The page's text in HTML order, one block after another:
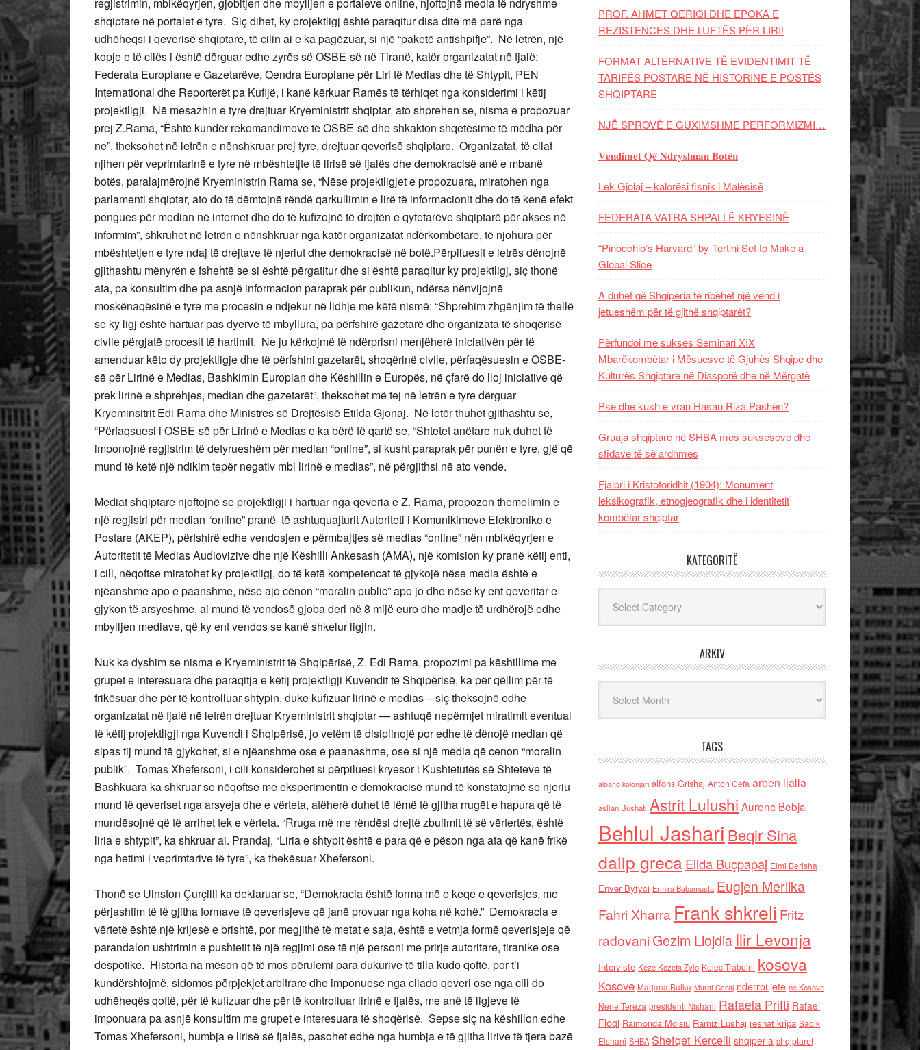
shqiptare në portalet e tyre. Siç dihet, ky projektligj është paraqitur disa ditë më parë nga
udhëheqsi i qeverisë shqiptare, të cilin ai e ka pagëzuar, si një “paketë antishpifje”. Në letrën, një
kopje e të cilës i është dërguar edhe zyrës së OSBE-së në Tiranë, katër organizatat në fjalë:
Federata Europiane e Gazetarëve, Qendra Europiane për Liri të Medias dhe të Shtypit, PEN
International dhe Reporterët pa Kufijë, i kanë kërkuar Ramës të tërhiqet nga konsiderimi i këtij
projektligji. Në mesazhin e tyre drejtuar Kryeministrit shqiptar, ato shprehen se, nisma e propozuar
prej Z.Rama, “Është kundër rekomandimeve të OSBE-së dhe shkakton shqetësime të mëdha për
ne”, theksohet në letrën e nënshkruar prej tyre, drejtuar qeverisë shqiptare. Organizatat, të cilat
njihen për veprimtarinë e tyre në mbështetjte të lirisë së fjalës dhe demokracisë anë e mbanë
botës, paralajmërojnë Kryeministrin Rama se, “Nëse projektligjet e propozuara, miratohen nga
parlamenti shqiptar, ato do të dëmtojnë rëndë qarkullimin e lirë të informacionit dhe do të kenë efekt
pengues për median në internet dhe do të kufizojnë të drejtën e qytetarëve shqiptarë për akses në
informim”, shkruhet në letrën e nënshkruar nga katër organizatat ndërkombëtare, të njohura për
mbështetjen e tyre ndaj të drejtave të njeriut dhe demokracisë në botë.Përpiluesit e letrës dënojnë
gjithashtu mënyrën e fshehtë se si është përgatitur dhe si është paraqitur ky projektligj, siç thonë
ata, pa konsultim dhe pa asnjë informacion paraprak për publikun, ndërsa nënvijojnë
moskënaqësinë e tyre me procesin e ndjekur në lidhje me këtë nismë: “Shprehim zhgënjim të thellë
se ky ligj është hartuar pas dyerve të mbyllura, pa përfshirë gazetarë dhe organizata të shoqërisë
civile përgjatë procesit të hartimit. Ne ju kërkojmë të ndërprisni menjëherë iniciativën për të
amenduar këto dy projektligje dhe të përfshini gazetarët, shoqërinë civile, përfaqësuesin e OSBE-
së për Lirinë e Medias, Bashkimin Europian dhe Këshillin e Europës, në çfarë do lloj iniciative që
prek lirinë e shprehjes, median dhe gazetarët”, theksohet më tej në letrën e tyre dërguar
Kryeminsitrit Edi Rama dhe Ministres së Drejtësisë Etilda Gjonaj. Në letër thuhet gjithashtu se,
“Përfaqsuesi i OSBE-së për Lirinë e Medias e ka bërë të qartë se, “Shtetet anëtare nuk duhet të
imponojnë regjistrim të detyrueshëm për median “online”, si kusht paraprak për punën e tyre, gjë që
mund të ketë një ndikim tepër negativ mbi lirinë e medias”, në përgjithsi në ato vende.
Mediat shqiptare njoftojnë se projektligji i hartuar nga qeveria e Z. Rama, propozon themelimin e
një regjistri për median “online” pranë të ashtuquajturit Autoriteti i Komunikimeve Elektronike e
Postare (AKEP), përfshirë edhe vendosjen e përmbajtjes së medias “online” nën mbikëqyrjen e
Autoritetit të Medias Audiovizive dhe një Këshilli Ankesash (AMA), një komision ky pranë këtij enti,
i cili, nëqoftse miratohet ky projektligj, do të ketë kompetencat të gjykojë nëse media është e
njëanshme apo e paanshme, nëse ajo cënon “moralin public” apo jo dhe nëse ky ent qeveritar e
gjykon të arsyeshme, ai mund të vendosë gjoba deri në 8 mijë euro dhe madje të urdhërojë edhe
mbylljen mediave, që ky ent vendos se kanë shkelur ligjin.
Nuk ka dyshim se nisma e Kryeministrit të Shqipërisë, Z. Edi Rama, propozimi pa këshillime me
grupet e interesuara dhe paraqitja e këtij projektligji Kuvendit të Shqipërisë, ka për qëllim për të
frikësuar dhe për të kontrolluar shtypin, duke kufizuar lirinë e medias – siç theksojnë edhe
organizatat në fjalë në letrën drejtuar Kryeministrit shqiptar — ashtuqë nepërmjet miratimit eventual
të këtij projektligji nga Kuvendi i Shqipërisë, jo vetëm të disiplinojë por edhe të dënojë median që
sipas tij mund të gjykohet, si e njëanshme ose e paanashme, ose si një media që cenon “moralin
publik”. Tomas Xhefersoni, i cili konsiderohet si përpiluesi kryesor i Kushtetutës së Shteteve të
Bashkuara ka shkruar se nëqoftse me eksperimentin e demokracisë mund të konstatojmë se njeriu
mund të qeveriset nga arsyeja dhe e vërteta, atëherë duhet të lëmë të gjitha rrugët e hapura që të
mundësojnë që të arrihet tek e vërteta. “Rruga më me rëndësi drejtë zbulimit të së vërtertës, është
liria e shtypit”, ka shkruar ai. Prandaj, “Liria e shtypit është e para që e pëson nga ata që kanë frikë
nga hetimi i veprimtarive të tyre”, ka thekësuar Xhefersoni.
Thonë se Uinston Çurçilli ka deklaruar se, “Demokracia është forma më e keqe e qeverisjes, me
përjashtim të të gjitha formave të qeverisjeve që janë provuar nga koha në kohë.” Demokracia e
vërtetë është një krijesë e brishtë, por megjithë të metat e saja, është e vetmja formë qeverisjeje që
parandalon ushtrimin e pushtetit të një regjimi ose të një personi me prirje autoritare, tiranike ose
despotike. Historia na mëson që të mos përulemi para dukurive të tilla kudo qoftë, por t’i
kundërshtojmë, sidomos përpjekjet arbitrare dhe imponuese nga cilado qeveri ose nga cili do
udhëheqës qoftë, për të kufizuar dhe për të kontrolluar lirinë e fjalës, me anë të ligjeve të
imponuara pa asnjë konsultim me grupet e interesuara të shoqërisë. Sepse siç na këshillon edhe
Tomas Xhefersoni, humbja e lirisë së fjalës, pasohet edhe nga humbja e të gjitha lirive të tjera bazë
PROF. AHMET QERIQI DHE EPOKA E
REZISTENCЁS DHE LUFTЁS PЁR LIRI!
FORMAT ALTERNATIVE TË EVIDENTIMIT TË
TARIFËS POSTARE NË HISTORINË E POSTËS
SHQIPTARE
NJË SPROVË E GUXIMSHME PERFORMIZMI…
𝐕𝐞𝐧𝐝𝐢𝐦𝐞𝐭 𝐐𝐞̈ 𝐍𝐝𝐫𝐲𝐬𝐡𝐮𝐚𝐧 𝐁𝐨𝐭𝐞̈𝐧
Lek Gjolaj – kalorësi fisnik i Malësisë
FEDERATA VATRA SHPALLË KRYESINË
“Pinocchio’s Harvard” by Tertini Set to Make a
Global Slice
A duhet që Shqipëria të ribëhet një vend i
jetueshëm për të gjithë shqiptarët?
Përfundoi me sukses Seminari XIX
Mbarëkombëtar i Mësuesve të Gjuhës Shqipe dhe
Kulturës Shqiptare në Diasporë dhe në Mërgatë
Pse dhe kush e vrau Hasan Riza Pashën?
Gruaja shqiptare në SHBA mes sukseseve dhe
sfidave të së ardhmes
Fjalori i Kristoforidhit (1904): Monument
leksikografik, etnogjeografik dhe i identitetit
kombëtar shqiptar
KATEGORITË
ARKIV
TAGS
albano kolonjari alfons Grishaj Anton Cefa arben llalla
asllan Bushati Astrit Lulushi Aurenc Bebja
Behlul Jashari Beqir Sina
dalip grecaElida Buçpapaj Elmi Berisha
Enver Bytyci Ermira Babamusta Eugjen Merlika
Fahri Xharra Frank shkreli Fritz
radovaniGezim Llojdia Ilir Levonja
Interviste Keze Kozeta Zylo Kolec Traboini kosova
Kosove Marjana Bulku Murat Gecaj nderroi jete ne Kosove
Nene Tereza presidenti Nishani Rafaela Prifti Rafael
Floqi Raimonda Moisiu Ramiz Lushaj reshat kripa Sadik
Elshani SHBA Shefqet Kercelli shqiperia shqiptaret